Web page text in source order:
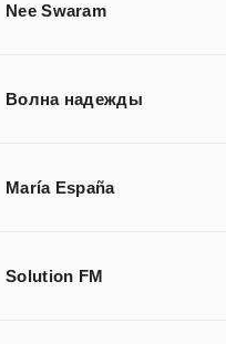
Nee Swaram
Волна надежды
María España
Solution FM